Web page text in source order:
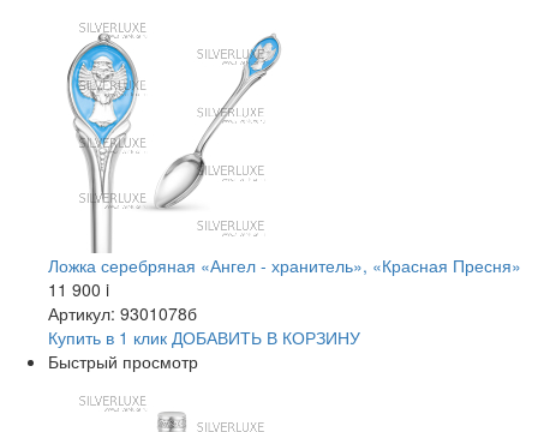
Ложка серебряная «Ангел - хранитель», «Красная Пресня»
11 900 i
Артикул: 9301078б
Купить в 1 клик ДОБАВИТЬ В КОРЗИНУ
Быстрый просмотр